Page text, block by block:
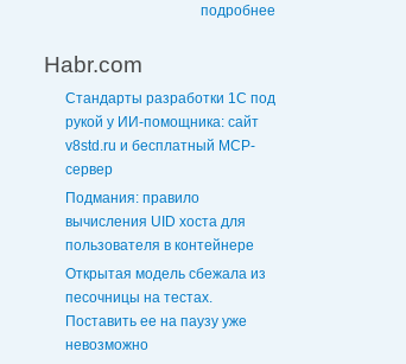
подробнее
Habr.com
Стандарты разработки 1С под
рукой у ИИ-помощника: сайт
v8std.ru и бесплатный MCP-
сервер
Подмания: правило
вычисления UID хоста для
пользователя в контейнере
Открытая модель сбежала из
песочницы на тестах.
Поставить ее на паузу уже
невозможно